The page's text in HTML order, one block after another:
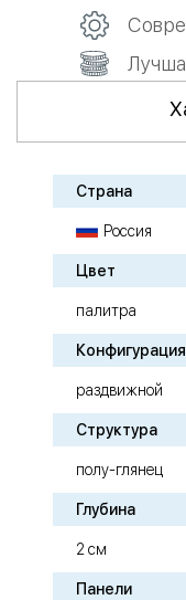
Страна
Россия
Цвет
палитра
Конфигурация
раздвижной
Структура
полу-глянец
Глубина
2 см
Панели